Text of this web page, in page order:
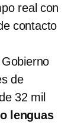
real con
contacto
de
32 mil
lenguas